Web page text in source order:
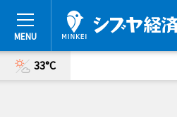
33°C